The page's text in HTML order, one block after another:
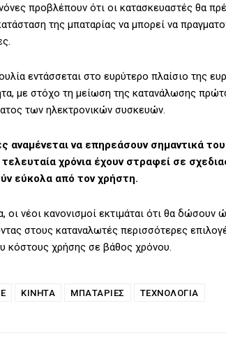
προβλέπουν ότι οι κατασκευαστές θα
της μπαταρίας να μπορεί να
εντάσσεται στο ευρύτερο πλαίσιο της
με στόχο τη μείωση της κατανάλωσης
των ηλεκτρονικών συσκευών.
αναμένεται να επηρεάσουν σημαντικά
τελευταία χρόνια έχουν στραφεί σε
εύκολα από τον χρήστη.
οι νέοι κανονισμοί εκτιμάται ότι θα
στους καταναλωτές περισσότερες
κόστους χρήσης σε βάθος χρόνου.
ΚΙΝΗΤΆ ΜΠΑΤΑΡΊΕΣ ΤΕΧΝΟΛΟΓΙΑ